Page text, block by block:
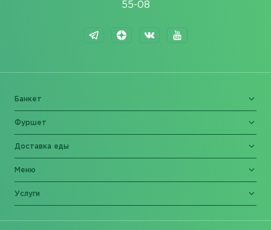
55-08
Банкет
Фуршет
Доставка еды
Меню
Услуги